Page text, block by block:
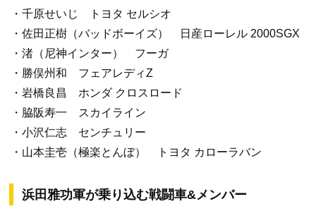
・千原せいじ トヨタ セルシオ
・佐田正樹（バッドボーイズ） 日産ローレル 2000SGX
・渚（尼神インター） フーガ
・勝俣州和 フェアレディZ
・岩橋良昌 ホンダ クロスロード
・脇阪寿一 スカイライン
・小沢仁志 センチュリー
・山本圭壱（極楽とんぼ） トヨタ カローラバン
浜田雅功軍が乗り込む戦闘車&メンバー